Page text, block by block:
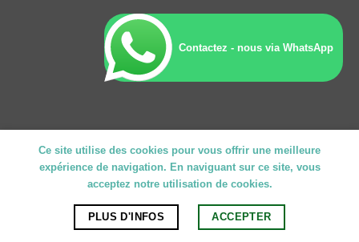
Ce site utilise des cookies pour vous offrir une meilleure
expérience de navigation. En naviguant sur ce site, vous
acceptez notre utilisation de cookies.
PLUS D'INFOS ACCEPTER
Contactez - nous via WhatsApp